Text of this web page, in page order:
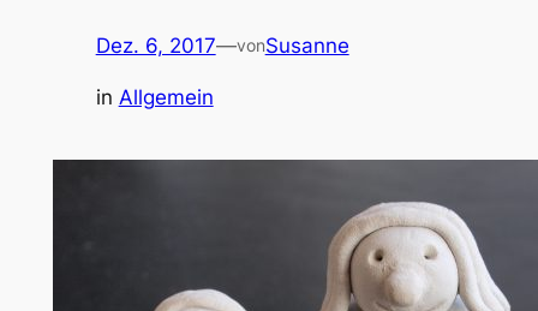
Dez. 6, 2017—vonSusanne
in Allgemein